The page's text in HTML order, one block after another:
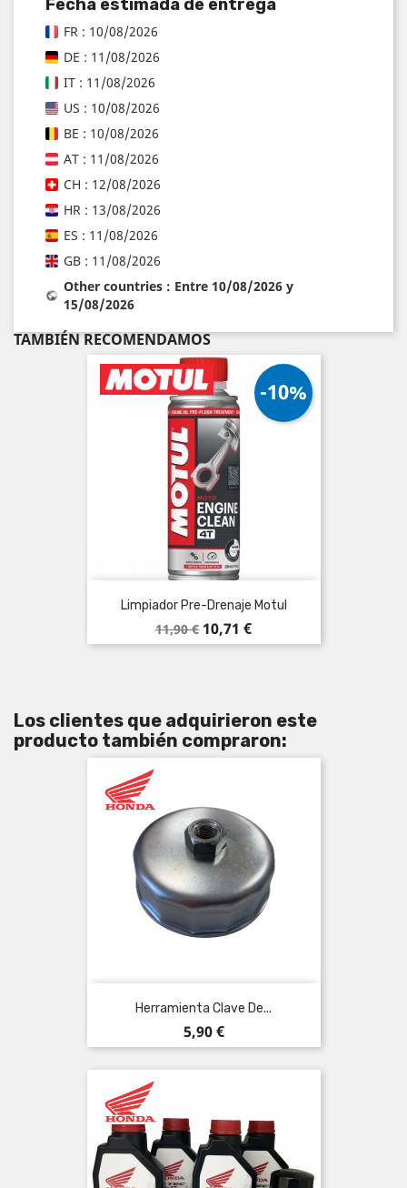
Fecha estimada de entrega
FR : 10/08/2026
DE : 11/08/2026
IT : 11/08/2026
US : 10/08/2026
BE : 10/08/2026
AT : 11/08/2026
CH : 12/08/2026
HR : 13/08/2026
ES : 11/08/2026
GB : 11/08/2026
Other countries : Entre 10/08/2026 y
15/08/2026
TAMBIÉN RECOMENDAMOS
Limpiador Pre-Drenaje Motul
Precio
base
11,90 €
-10%
Precio
10,71 €
Los clientes que adquirieron este
producto también compraron:
Herramienta Clave De...
Precio
5,90 €